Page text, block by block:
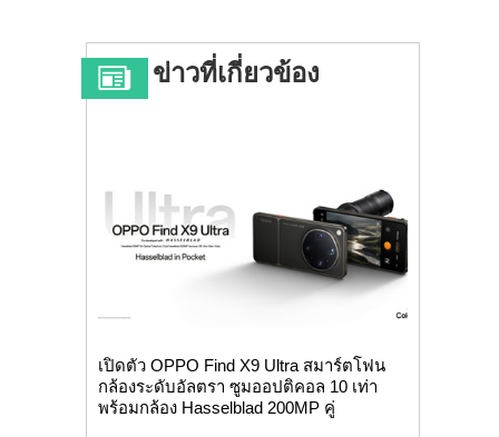
ข่าวที่เกี่ยวข้อง
เปิดตัว OPPO Find X9 Ultra สมาร์ตโฟน
กล้องระดับอัลตรา ซูมออปติคอล 10 เท่า
พร้อมกล้อง Hasselblad 200MP คู่